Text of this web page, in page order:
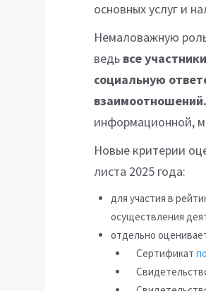
основных услуг и
Немаловажную
ведь все
социальную
взаимоотношений.
информационной,
Новые критерии
листа 2025 года:
для участия в
осуществления
отдельно
Сертификат